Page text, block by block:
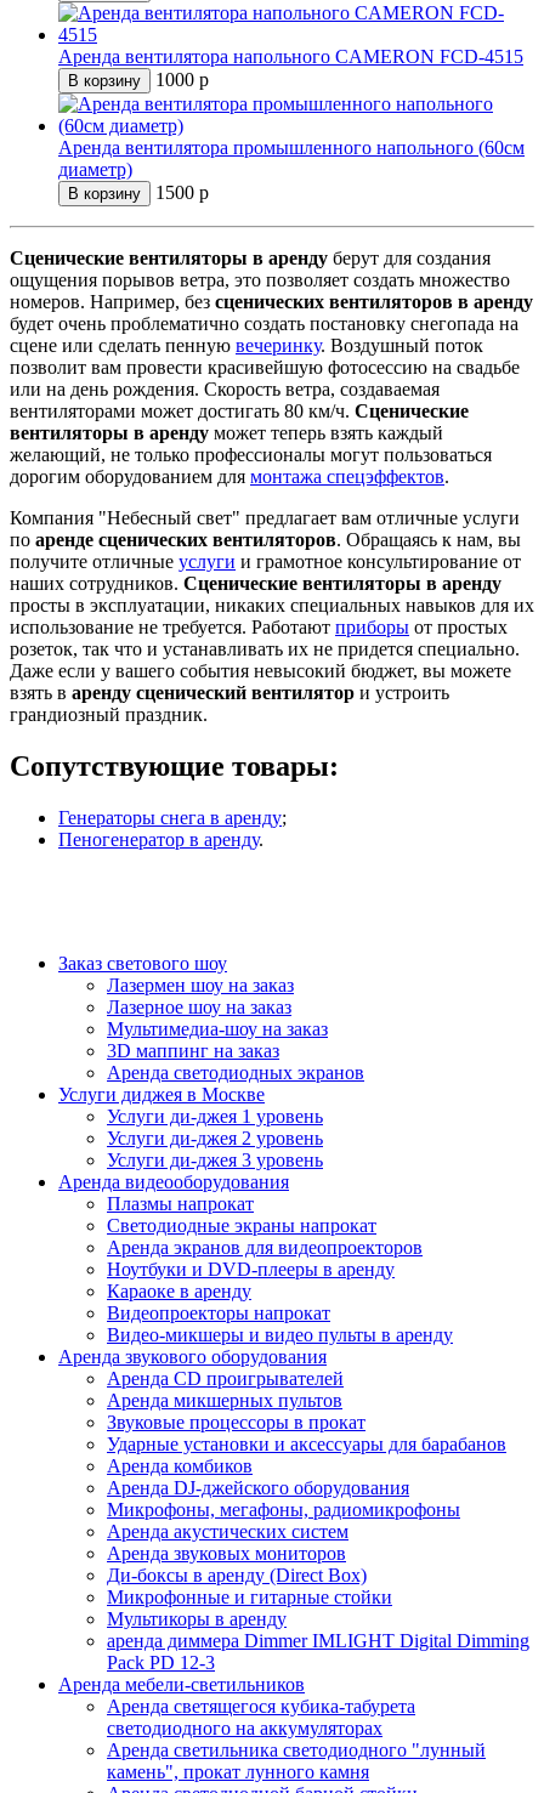
Аренда вентилятора напольного CAMERON FCD-4515
В корзину 1000 р
Аренда вентилятора промышленного напольного (60см
диаметр)
В корзину 1500 р
Сценические вентиляторы в аренду берут для создания
ощущения порывов ветра, это позволяет создать множество
номеров. Например, без сценических вентиляторов в аренду
будет очень проблематично создать постановку снегопада на
сцене или сделать пенную вечеринку. Воздушный поток
позволит вам провести красивейшую фотосессию на свадьбе
или на день рождения. Скорость ветра, создаваемая
вентиляторами может достигать 80 км/ч. Сценические
вентиляторы в аренду может теперь взять каждый
желающий, не только профессионалы могут пользоваться
дорогим оборудованием для монтажа спецэффектов.
Компания "Небесный свет" предлагает вам отличные услуги
по аренде сценических вентиляторов. Обращаясь к нам, вы
получите отличные услуги и грамотное консультирование от
наших сотрудников. Сценические вентиляторы в аренду
просты в эксплуатации, никаких специальных навыков для их
использование не требуется. Работают приборы от простых
розеток, так что и устанавливать их не придется специально.
Даже если у вашего события невысокий бюджет, вы можете
взять в аренду сценический вентилятор и устроить
грандиозный праздник.
Сопутствующие товары:
Генераторы снега в аренду;
Пеногенератор в аренду.
Заказ светового шоу
Лазермен шоу на заказ
Лазерное шоу на заказ
Мультимедиа-шоу на заказ
3D маппинг на заказ
Аренда светодиодных экранов
Услуги диджея в Москве
Услуги ди-джея 1 уровень
Услуги ди-джея 2 уровень
Услуги ди-джея 3 уровень
Аренда видеооборудования
Плазмы напрокат
Светодиодные экраны напрокат
Аренда экранов для видеопроекторов
Ноутбуки и DVD-плееры в аренду
Караоке в аренду
Видеопроекторы напрокат
Видео-микшеры и видео пульты в аренду
Аренда звукового оборудования
Аренда CD проигрывателей
Аренда микшерных пультов
Звуковые процессоры в прокат
Ударные установки и аксессуары для барабанов
Аренда комбиков
Аренда DJ-джейского оборудования
Микрофоны, мегафоны, радиомикрофоны
Аренда акустических систем
Аренда звуковых мониторов
Ди-боксы в аренду (Direct Box)
Микрофонные и гитарные стойки
Мультикоры в аренду
аренда диммера Dimmer IMLIGHT Digital Dimming
Pack PD 12-3
Аренда мебели-светильников
Аренда светящегося кубика-табурета
светодиодного на аккумуляторах
Аренда светильника светодиодного "лунный
камень", прокат лунного камня